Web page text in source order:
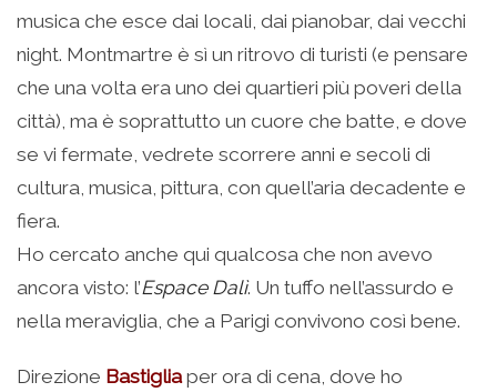
musica che esce dai locali, dai pianobar, dai vecchi
night. Montmartre è sì un ritrovo di turisti (e pensare
che una volta era uno dei quartieri più poveri della
città), ma è soprattutto un cuore che batte, e dove
se vi fermate, vedrete scorrere anni e secoli di
cultura, musica, pittura, con quell’aria decadente e
fiera.
Ho cercato anche qui qualcosa che non avevo
ancora visto: l’Espace Dalì. Un tuffo nell’assurdo e
nella meraviglia, che a Parigi convivono così bene.
Direzione Bastiglia per ora di cena, dove ho